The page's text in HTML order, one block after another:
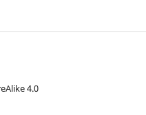
4.0